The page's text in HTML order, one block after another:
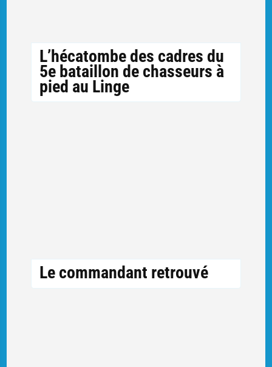
L’hécatombe des cadres du
5e bataillon de chasseurs à
pied au Linge
Le commandant retrouvé